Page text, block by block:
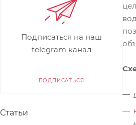
Подписаться на наш
telegram канал
ПОДПИСАТЬСЯ
Статьи